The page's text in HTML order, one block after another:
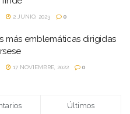
2 JUNIO, 2023 0
más emblemáticas dirigidas
17 NOVIEMBRE, 2022 0
Últimos